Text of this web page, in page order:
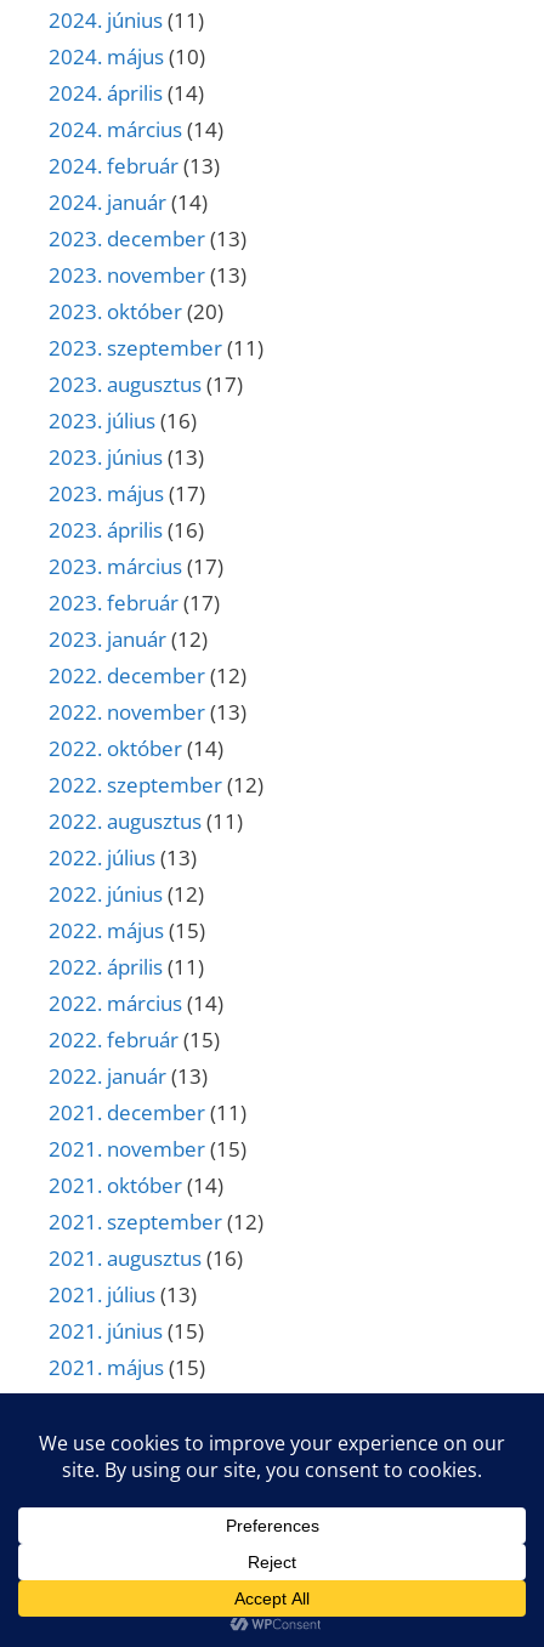
2024. június(11)
2024. május(10)
2024. április(14)
2024. március(14)
2024. február(13)
2024. január(14)
2023. december(13)
2023. november(13)
2023. október(20)
2023. szeptember(11)
2023. augusztus(17)
2023. július(16)
2023. június(13)
2023. május(17)
2023. április(16)
2023. március(17)
2023. február(17)
2023. január(12)
2022. december(12)
2022. november(13)
2022. október(14)
2022. szeptember(12)
2022. augusztus(11)
2022. július(13)
2022. június(12)
2022. május(15)
2022. április(11)
2022. március(14)
2022. február(15)
2022. január(13)
2021. december(11)
2021. november(15)
2021. október(14)
2021. szeptember(12)
2021. augusztus(16)
2021. július(13)
2021. június(15)
2021. május(15)
2021. április(11)
2021. március (9)
2021. február(14)
2021. január(7)
2020. november(8)
2020. október(13)